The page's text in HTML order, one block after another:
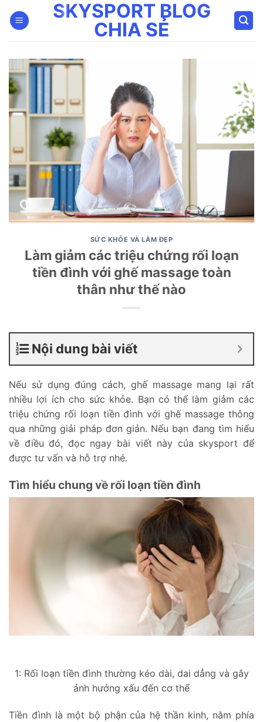
qua
SKYSPORT BLOG
CHIA SẺ
SỨC KHỎE VÀ LÀM ĐẸP
Làm giảm các triệu chứng rối loạn
tiền đình với ghế massage toàn
thân như thế nào
Nội dung bài viết
Nếu sử dụng đúng cách, ghế massage mang lại rất
nhiều lợi ích cho sức khỏe. Bạn có thể làm giảm các
triệu chứng rối loạn tiền đình với ghế massage thông
qua những giải pháp đơn giản. Nếu bạn đang tìm hiểu
về điều đó, đọc ngay bài viết này của skysport để
được tư vấn và hỗ trợ nhé.
Tìm hiểu chung về rối loạn tiền đình
1: Rối loạn tiền đình thường kéo dài, dai dẳng và gây
ảnh hưởng xấu đến cơ thể
Tiền đình là một bộ phận của hệ thần kinh, nằm phía